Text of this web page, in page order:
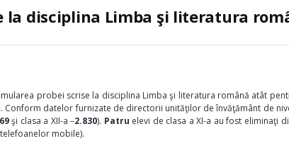
la disciplina Limba şi literatura
probei scrise la disciplina Limba şi literatura română atât
Conform datelor furnizate de directorii unităţilor de învăţământ de
şi clasa a XII-a –2.830). Patru elevi de clasa a XI-a au fost eliminaţi
mobile).